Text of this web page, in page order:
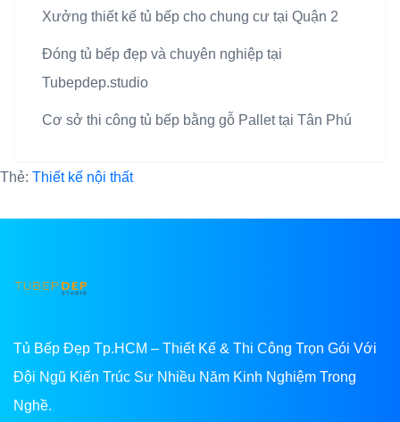
Xưởng thiết kế tủ bếp cho chung cư tại Quận 2
Đóng tủ bếp đẹp và chuyên nghiệp tại
Tubepdep.studio
Cơ sở thi công tủ bếp bằng gỗ Pallet tại Tân Phú
Thẻ: Thiết kế nội thất
Tủ Bếp Đẹp Tp.HCM – Thiết Kế & Thi Công Trọn Gói Với
Đội Ngũ Kiến Trúc Sư Nhiều Năm Kinh Nghiệm Trong
Nghề.